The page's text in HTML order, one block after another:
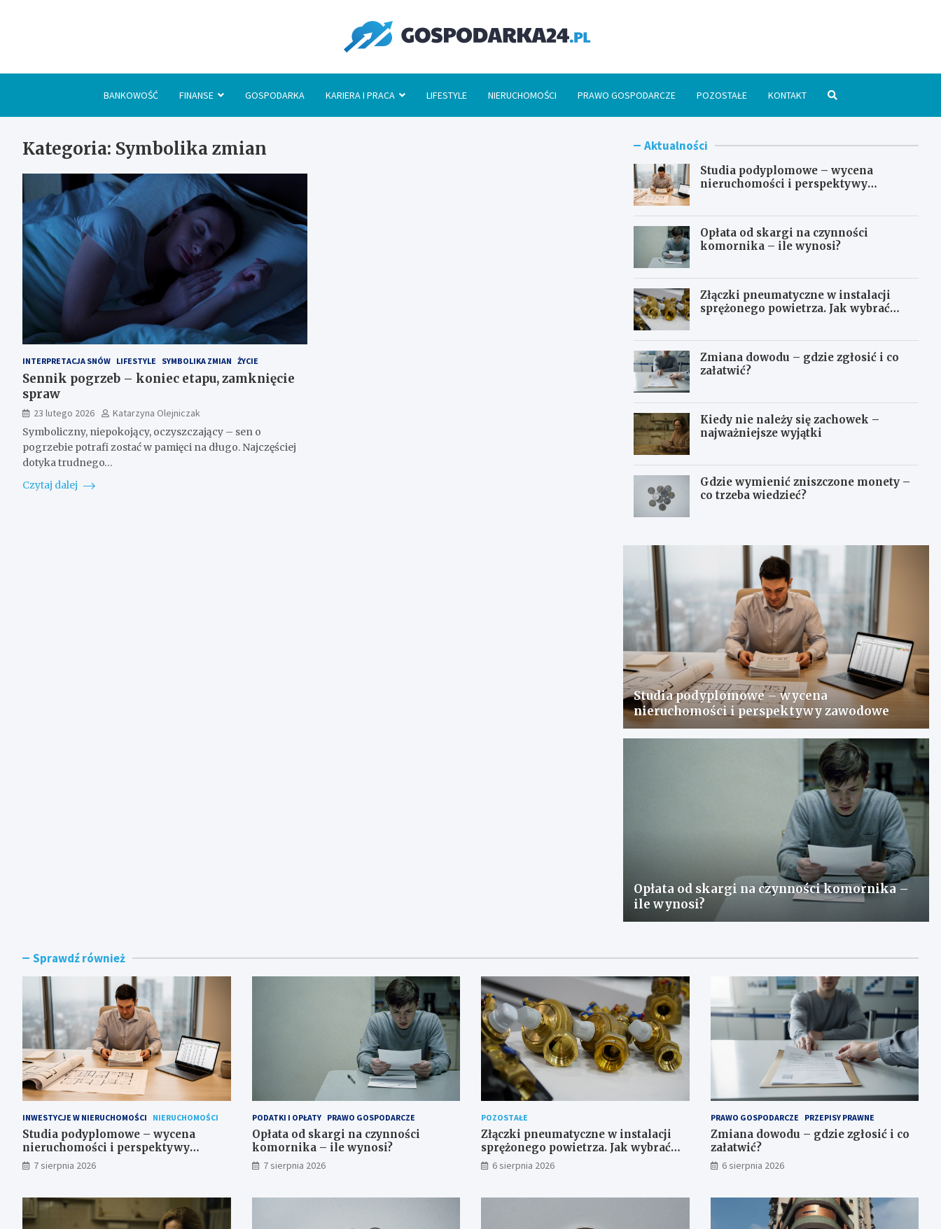
BANKOWOŚĆ FINANSE GOSPODARKA KARIERA I PRACA LIFESTYLE NIERUCHOMOŚCI PRAWO GOSPODARCZE POZOSTAŁE KONTAKT
Kategoria: Symbolika zmian
INTERPRETACJA SNÓW LIFESTYLE SYMBOLIKA ZMIAN ŻYCIE
Sennik pogrzeb – koniec etapu, zamknięcie
spraw
23 lutego 2026
Katarzyna Olejniczak
Symboliczny, niepokojący, oczyszczający – sen o
pogrzebie potrafi zostać w pamięci na długo. Najczęściej
dotyka trudnego…
Czytaj dalej
Aktualności
Studia podyplomowe – wycena
nieruchomości i perspektywy
Opłata od skargi na czynności
komornika – ile wynosi?
Złączki pneumatyczne w instalacji
sprężonego powietrza. Jak wybrać
Zmiana dowodu – gdzie zgłosić i co
załatwić?
Kiedy nie należy się zachowek –
najważniejsze wyjątki
Gdzie wymienić zniszczone monety –
co trzeba wiedzieć?
Studia podyplomowe – wycena
nieruchomości i perspektywy zawodowe
Opłata od skargi na czynności komornika –
ile wynosi?
Sprawdź również
INWESTYCJE W NIERUCHOMOŚCI NIERUCHOMOŚCI
Studia podyplomowe – wycena
nieruchomości i perspektywy
zawodowe
7 sierpnia 2026
PODATKI I OPŁATY PRAWO GOSPODARCZE
Opłata od skargi na czynności
komornika – ile wynosi?
7 sierpnia 2026
POZOSTAŁE
Złączki pneumatyczne w instalacji
sprężonego powietrza. Jak wybrać
odpowiedni typ?
6 sierpnia 2026
PRAWO GOSPODARCZE PRZEPISY PRAWNE
Zmiana dowodu – gdzie zgłosić i co
załatwić?
6 sierpnia 2026